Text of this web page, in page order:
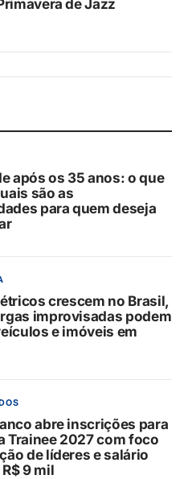
de Jazz
após os 35 anos: o que
são as
para quem deseja
crescem no Brasil,
improvisadas podem
e imóveis em
abre inscrições para
Trainee 2027 com foco
de líderes e salário
9 mil